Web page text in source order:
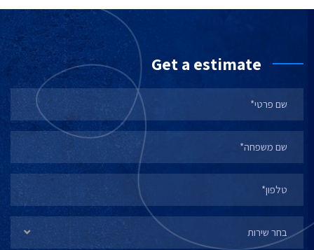
Get a estimate
בחר שירות